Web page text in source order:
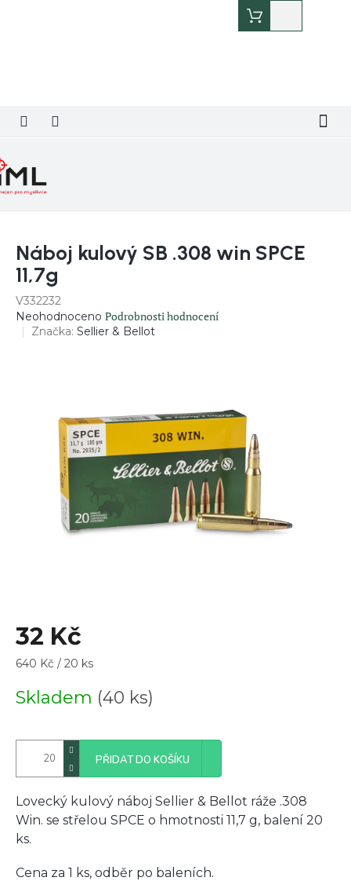
košík
Náboj kulový SB .308 win SPCE
11,7g
V332232
Průměrné
hodnocení
hvězdiček.
Neohodnoceno Podrobnosti hodnocení
Značka: Sellier & Bellot
32 Kč
Měrná
640 Kč / 20 ks
Skladem (40 ks)
PŘIDAT DO KOŠÍKU
Lovecký kulový náboj Sellier & Bellot ráže .308
Win. se střelou SPCE o hmotnosti 11,7 g, balení 20
ks.
Cena za 1 ks, odběr po baleních.